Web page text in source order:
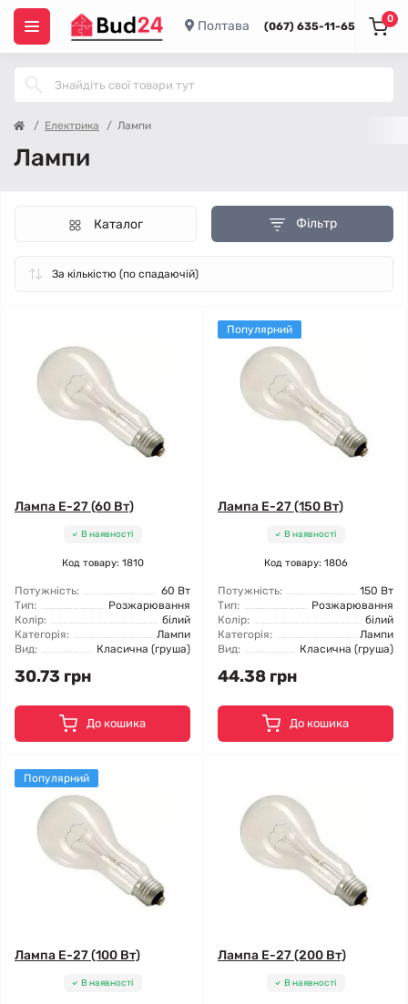
Полтава (067) 635-11-65
0
Електрика Лампи
Лампи
Фільтр
Каталог
Лампа Е-27 (60 Вт)
В наявності
Код товару: 1810
Потужність:
60 Вт
Тип:
Розжарювання
Колір:
білий
Категорія:
Лампи
Вид:
Класична (груша)
30.73 грн
До кошика
Популярний
Лампа Е-27 (150 Вт)
В наявності
Код товару: 1806
Потужність:
150 Вт
Тип:
Розжарювання
Колір:
білий
Категорія:
Лампи
Вид:
Класична (груша)
44.38 грн
До кошика
Популярний
Лампа Е-27 (100 Вт)
В наявності
Лампа Е-27 (200 Вт)
В наявності